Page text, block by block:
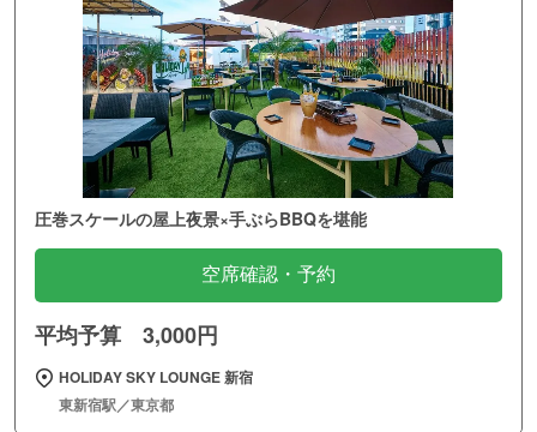
圧巻スケールの屋上夜景×手ぶらBBQを堪能
空席確認・予約
平均予算 3,000円
HOLIDAY SKY LOUNGE 新宿
東新宿駅／東京都